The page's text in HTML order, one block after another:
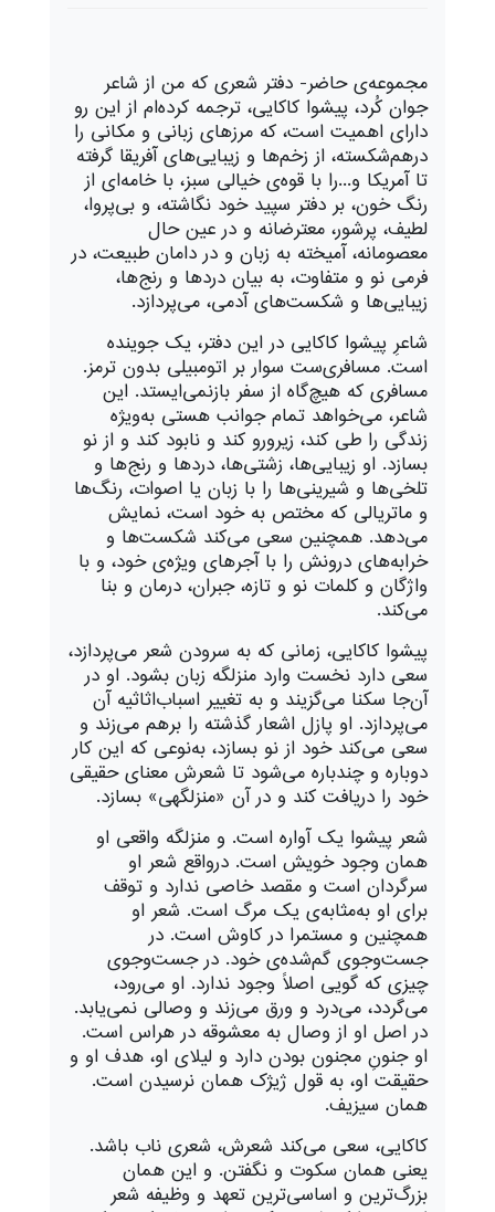
مجموعه‌ی حاضر- دفتر شعری که من از شاعر
جوان کُرد، پیشوا کاکایی، ترجمه کرده‌ام از این رو
دارای اهمیت است، که مرزهای زبانی و مکانی را
درهم‌شکسته، از زخم‌ها و زیبایی‌های آفریقا گرفته
تا آمریکا و...را با قوه‌ی خیالی سبز، با خامه‌ای از
رنگ خون، بر دفتر سپید خود نگاشته، و بی‌پروا،
لطیف، پرشور، معترضانه و در عین حال
معصومانه، آمیخته به زبان و در دامان طبیعت، در
فرمی نو و متفاوت، به بیان دردها و رنج‌ها،
زیبایی‌ها و شکست‌های آدمی، می‌پردازد.
شاعرِ پیشوا کاکایی در این دفتر، یک جوینده
است. مسافری‌ست سوار بر اتومبیلی بدون ترمز.
مسافری که هیچ‌گاه از سفر بازنمی‌ایستد. این
شاعر، می‌خواهد تمام جوانب هستی به‌ویژه
زندگی را طی کند، زیرورو کند و نابود کند و از نو
بسازد. او زیبایی‌‌ها، زشتی‌‌ها، دردها و رنج‌ها‌ و
تلخی‌ها و شیرینی‌ها را با زبان یا اصوات، رنگ‌ها
و ماتریالی که مختص به خود است، نمایش
می‌‌دهد. همچنین سعی می‌کند شکست‌ها‌ و
خرابه‌های درونش را با آجرهای ویژه‌ی خود، و با
واژگان و کلمات نو و تازه، جبران، درمان و بنا
می‌کند.
پیشوا کاکایی، زمانی که به سرودن شعر می‌پردازد،
سعی دارد نخست وارد منزلگه زبان بشود. او در
آن‌جا سکنا می‌گزیند و به تغییر اسباب‌اثاثیه آن
می‌پردازد. او پازل اشعار گذشته را برهم می‌زند و
سعی می‌کند خود از نو بسازد، به‌نوعی که این کار
دوباره و چندباره می‌شود تا شعرش معنای حقیقی
خود را دریافت کند و در آن «منزلگهی» بسازد.
شعر پیشوا یک آواره است. و منزلگه واقعی او
همان وجود خویش است. درواقع شعر او
سرگردان است و مقصد خاصی ندارد و توقف
برای او به‌مثابه‌ی یک مرگ است. شعر او
همچنین و مستمرا در کاوش است. در
جست‌وجوی گم‌شده‌ی خود. در جست‌وجوی
چیزی که گویی اصلاً وجود ندارد. او می‌رود،
می‌گردد، می‌درد و ورق می‌زند و وصالی نمی‌یابد.
در اصل او از وصال به معشوقه در هراس است.
او جنونِ مجنون بودن دارد و لیلای او، هدف او و
حقیقت او، به قول ژیژک همان نرسیدن است.
همان سیزیف.
کاکایی، سعی می‌کند شعرش، شعری ناب باشد.
یعنی همان سکوت و نگفتن. و این همان
بزرگ‌ترین و اساسی‌ترین تعهد و وظیفه شعر